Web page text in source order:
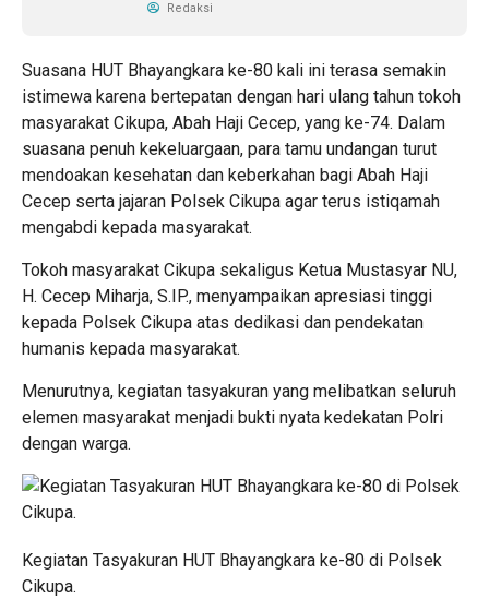
Redaksi
Suasana HUT Bhayangkara ke-80 kali ini terasa semakin
istimewa karena bertepatan dengan hari ulang tahun tokoh
masyarakat Cikupa, Abah Haji Cecep, yang ke-74. Dalam
suasana penuh kekeluargaan, para tamu undangan turut
mendoakan kesehatan dan keberkahan bagi Abah Haji
Cecep serta jajaran Polsek Cikupa agar terus istiqamah
mengabdi kepada masyarakat.
Tokoh masyarakat Cikupa sekaligus Ketua Mustasyar NU,
H. Cecep Miharja, S.IP., menyampaikan apresiasi tinggi
kepada Polsek Cikupa atas dedikasi dan pendekatan
humanis kepada masyarakat.
Menurutnya, kegiatan tasyakuran yang melibatkan seluruh
elemen masyarakat menjadi bukti nyata kedekatan Polri
dengan warga.
Kegiatan Tasyakuran HUT Bhayangkara ke-80 di Polsek
Cikupa.